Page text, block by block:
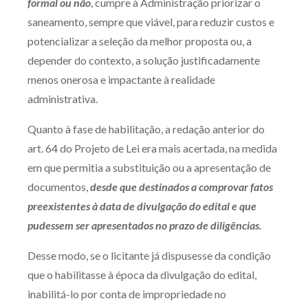
saneamento, sempre que viável, para reduzir custos e
potencializar a seleção da melhor proposta ou, a
depender do contexto, a solução justificadamente
menos onerosa e impactante à realidade
administrativa.
Quanto à fase de habilitação, a redação anterior do
art. 64 do Projeto de Lei era mais acertada, na medida
em que permitia a substituição ou a apresentação de
documentos,desde que destinados a comprovar fatos
preexistentes à data de divulgação do edital e que
pudessem ser apresentados no prazo de diligências.
Desse modo, se o licitante já dispusesse da condição
que o habilitasse à época da divulgação do edital,
inabilitá-lo por conta de impropriedade no